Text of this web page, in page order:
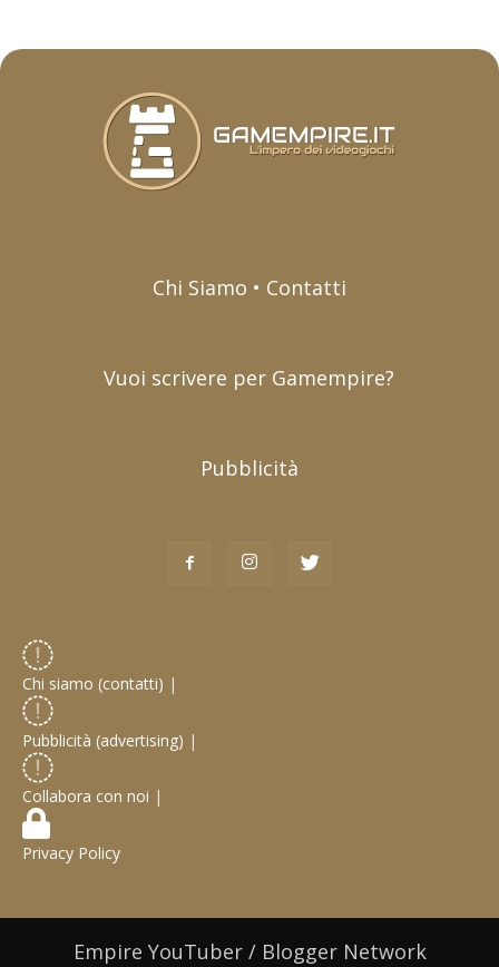
Chi Siamo • Contatti
Vuoi scrivere per Gamempire?
Pubblicità
Chi siamo (contatti) |
Pubblicità (advertising) |
Collabora con noi |
Privacy Policy
Empire YouTuber / Blogger Network